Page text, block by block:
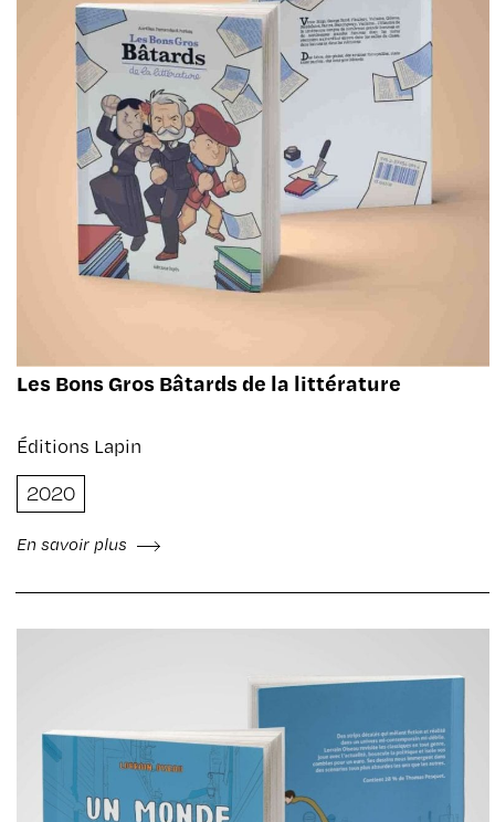
Les Bons Gros Bâtards de la littérature
Éditions Lapin
2020
En savoir plus